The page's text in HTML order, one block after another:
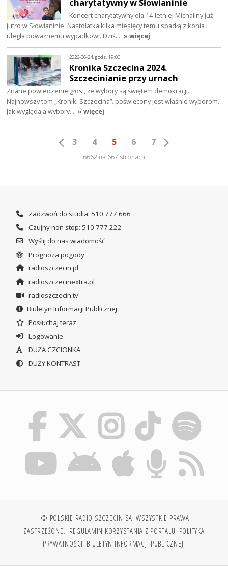
charytatywny w Słowianinie
Koncert charytatywny dla 14-letniej Michaliny już
jutro w Słowianinie. Nastolatka kilka miesięcy temu spadłą z konia i
uległa poważnemu wypadkowi. Dziś… » więcej
2026-06-24, godz. 19:00
Kronika Szczecina 2024.
Szczecinianie przy urnach
Znane powiedzenie głosi, że wybory są świętem demokracji.
Najnowszy tom „Kroniki Szczecina”. poświęcony jest właśnie wyborom.
Jak wyglądają wybory… » więcej
3 4 5 6 7
6662 na 667 stronach
Zadzwoń do studia: 510 777 666
Czujny non stop: 510 777 222
Wyślij do nas wiadomość
Prognoza pogody
radioszczecin.pl
radioszczecinextra.pl
radioszczecin.tv
Biuletyn Informacji Publicznej
Posłuchaj teraz
Logowanie
DUŻA CZCIONKA
DUŻY KONTRAST
© POLSKIE RADIO SZCZECIN SA. WSZYSTKIE PRAWA
ZASTRZEŻONE. REGULAMIN KORZYSTANIA Z PORTALU POLITYKA
PRYWATNOŚCI BIULETYN INFORMACJI PUBLICZNEJ